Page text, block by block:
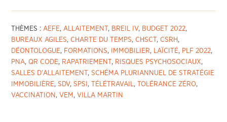
THÈMES :AEFE,ALLAITEMENT , BREIL IV, BUDGET 2022,
BUREAUX AGILES,CHARTE DU TEMPS,CHSCT ,CSRH ,
DÉONTOLOGUE, FORMATIONS, IMMOBILIER, LAÏCITÉ, PLF 2022,
PNA,QR CODE, RAPATRIEMENT , RISQUES PSYCHOSOCIAUX,
SALLES D'ALLAITEMENT ,SCHÉMA PLURIANNUEL DE STRATÉGIE
IMMOBILIÈRE,SDV,SPSI , TÉLÉTRAVAIL, TOLÉRANCE ZÉRO,
VACCINATION , VEM , VILLA MARTIN